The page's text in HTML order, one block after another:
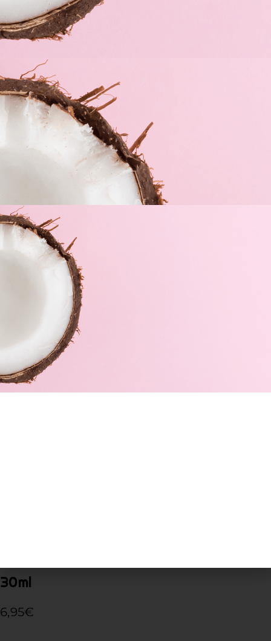
AntiMosquitos ISDIN XTREM Spray
Antipiojos ISDIN Gel pediculicida
Avena ISDIN Baño de Avena
19,00€
30ml
6,95€